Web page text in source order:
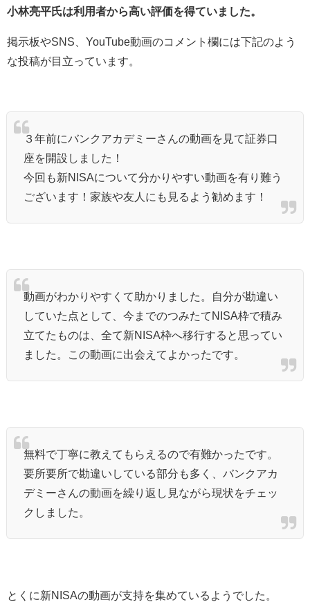
小林亮平氏は利用者から高い評価を得ていました。
掲示板やSNS、YouTube動画のコメント欄には下記のよう
な投稿が目立っています。
３年前にバンクアカデミーさんの動画を見て証券口
座を開設しました！
今回も新NISAについて分かりやすい動画を有り難う
ございます！家族や友人にも見るよう勧めます！
動画がわかりやすくて助かりました。自分が勘違い
していた点として、今までのつみたてNISA枠で積み
立てたものは、全て新NISA枠へ移行すると思ってい
ました。この動画に出会えてよかったです。
無料で丁寧に教えてもらえるので有難かったです。
要所要所で勘違いしている部分も多く、バンクアカ
デミーさんの動画を繰り返し見ながら現状をチェッ
クしました。
とくに新NISAの動画が支持を集めているようでした。